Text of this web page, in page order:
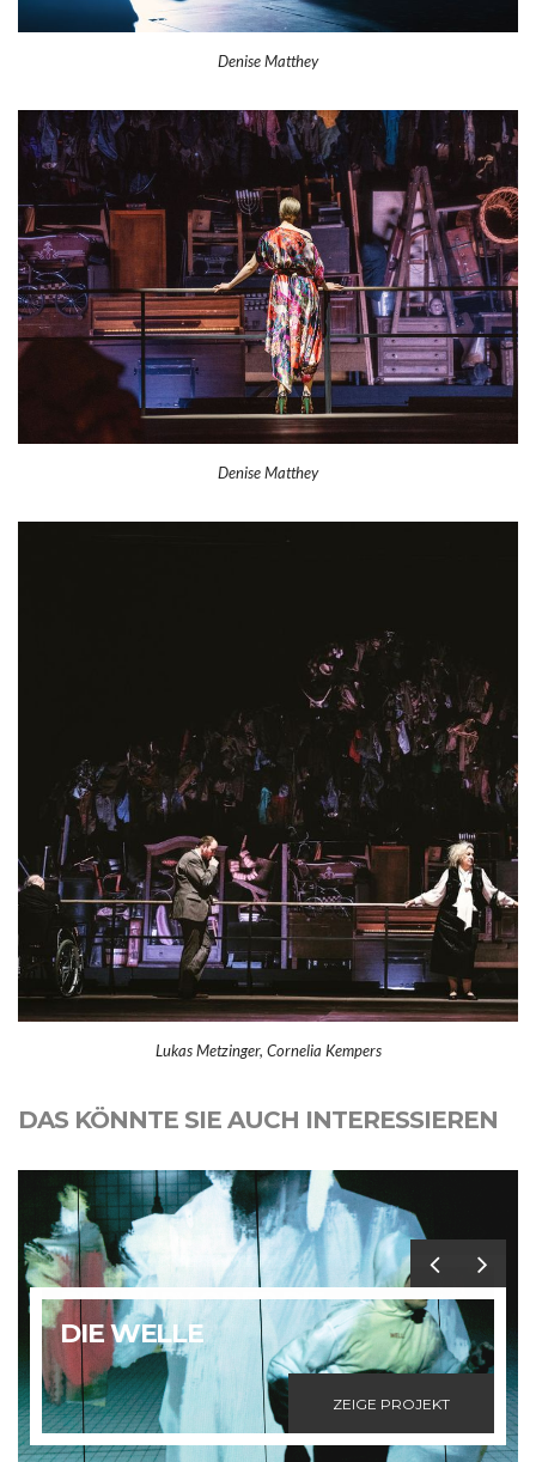
Denise Matthey
Denise Matthey
Lukas Metzinger, Cornelia Kempers
DAS KÖNNTE SIE AUCH INTERESSIEREN
DIE WELLE
ZEIGE PROJEKT